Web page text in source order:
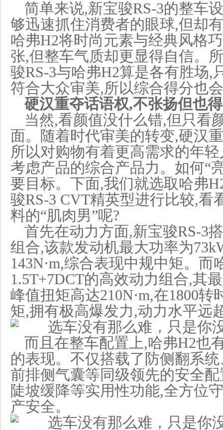
简单来说,新宝骏RS-3的整车
够迅速抓住消费者的眼球,但却
哈弗H2将时尚元素与经典风格
张,但整车气质却更显得自信。
骏RS-3与哈弗H2算是各有胜场,
符合大众审美,所以综合得分也
硬汉重夺话语权,不张扬但也
当然,看颜值没什么错,但只看
面。随着时代审美的转变,硬汉
所以对购物有着更高需求的年
考虑产品的综合产品力。如何“
要目标。下面,我们就选取哈弗
骏RS-3 CVT精英型进行比较,看
料的“肌肉男”呢?
首先在动力方面,新宝骏RS-3
组合,该款发动机最大功率为
143N·m,综合表现中规中矩。而
1.5T+7DCT的高效动力组合,其
峰值扭矩高达210N·m,在1800
矩,拥有极高爆发力,动力水平远
而且在整车配置上,哈弗H2也
的表现。不仅搭载了防侧翻系
前排侧气囊等同级领先的安全
陡坡缓降等实用性功能,全方位
产安全。